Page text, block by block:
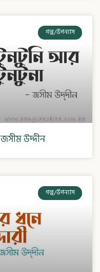
গল্প/উপন্যাস
উদ্দীন
গল্প/উপন্যাস